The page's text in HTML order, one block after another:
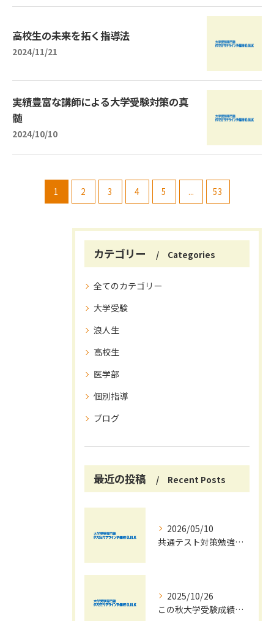
高校生の未来を拓く指導法
2024/11/21
実績豊富な講師による大学受験対策の真
髄
2024/10/10
1 2 3 4 5 ... 53
カテゴリー Categories
全てのカテゴリー
大学受験
浪人生
高校生
医学部
個別指導
ブログ
最近の投稿 Recent Posts
2026/05/10
共通テスト対策勉強は早めに始めましょう！
2025/10/26
この秋大学受験成績大幅UPの秘訣